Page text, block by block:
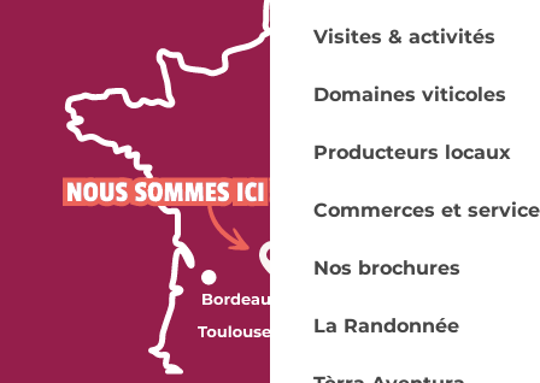
Visites & activités
Domaines viticoles
Producteurs locaux
Commerces et
Nos brochures
La Randonnée